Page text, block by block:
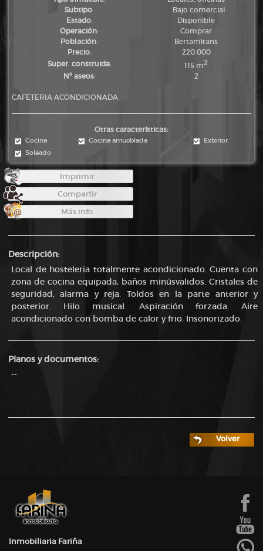
Subtipo:
Bajo comercial
Estado:
Disponible
Operación:
Comprar
Población:
Bertamirans
Precio:
220.000
Super. construida: 115 m2
Nº aseos: 2
CAFETERIA ACONDICIONADA
Otras características:
Cocina Cocina amueblada
Exterior
Soleado
Imprimir
Compartir
Más info
Descripción:
Local de hosteleria totalmente acondicionado. Cuenta con
zona de cocina equipada, baños minúsvalidos. Cristales de
seguridad, alarma y reja. Toldos en la parte anterior y
posterior. Hilo musical. Aspiración forzada. Aire
acondicionado con bomba de calor y frio. Insonorizado.
Planos y documentos:
--
Volver
Inmobiliaria Fariña